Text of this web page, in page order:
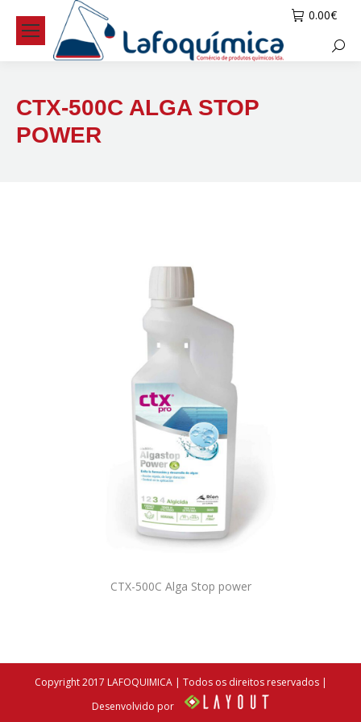
0.00€
CTX-500C ALGA STOP
POWER
CTX-500C Alga Stop power
Copyright 2017 LAFOQUIMICA | Todos os direitos reservados |
Desenvolvido por